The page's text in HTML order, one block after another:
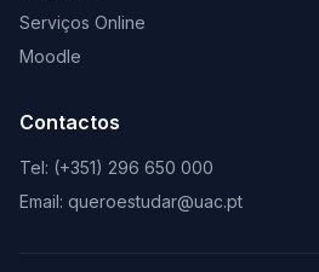
Serviços Online
Moodle
Contactos
Tel: (+351) 296 650 000
Email: queroestudar@uac.pt